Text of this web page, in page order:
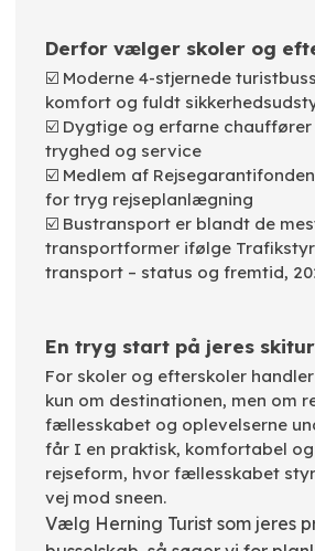
Derfor vælger skoler og
☑️ Moderne 4-stjernede
komfort og fuldt
☑️ Dygtige og erfarne chauffører
tryghed og service
☑️ Medlem af
for tryg rejseplanlægning
☑️ Bustransport er blandt de
transportformer ifølge
transport – status og fremtid,
En tryg start på jeres skitur
For skoler og efterskoler
kun om destinationen, men om
fællesskabet og oplevelserne
får I en praktisk, komfortabel
rejseform, hvor fællesskabet
vej mod sneen.
Vælg Herning Turist som jeres